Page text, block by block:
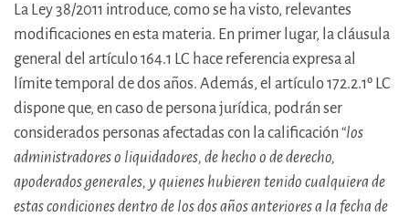
La Ley 38/2011 introduce, como se ha visto, relevantes
modificaciones en esta materia. En primer lugar, la cláusula
general del artículo 164.1 LC hace referencia expresa al
límite temporal de dos años. Además, el artículo 172.2.1º LC
dispone que, en caso de persona jurídica, podrán ser
considerados personas afectadas con la calificación “los
administradores o liquidadores, de hecho o de derecho,
apoderados generales, y quienes hubieren tenido cualquiera de
estas condiciones dentro de los dos años anteriores a la fecha de